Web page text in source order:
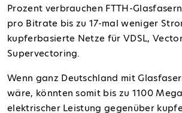
Prozent verbrauchen FTTH-
pro Bitrate bis zu 17-mal weniger
kupferbasierte Netze für VDSL,
Supervectoring.
Wenn ganz Deutschland mit
wäre, könnten somit bis zu 1100
elektrischer Leistung gegenüber